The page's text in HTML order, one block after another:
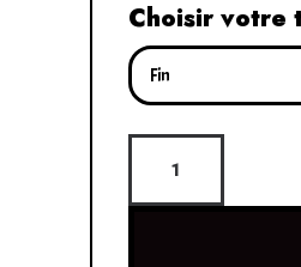
Choisir votre